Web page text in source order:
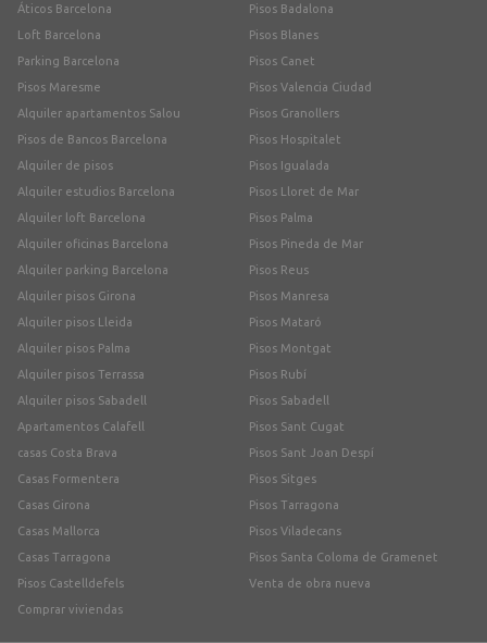
Áticos Barcelona
Loft Barcelona
Parking Barcelona
Pisos Maresme
Alquiler apartamentos Salou
Pisos de Bancos Barcelona
Alquiler de pisos
Alquiler estudios Barcelona
Alquiler loft Barcelona
Alquiler oficinas Barcelona
Alquiler parking Barcelona
Alquiler pisos Girona
Alquiler pisos Lleida
Alquiler pisos Palma
Alquiler pisos Terrassa
Alquiler pisos Sabadell
Apartamentos Calafell
casas Costa Brava
Casas Formentera
Casas Girona
Casas Mallorca
Casas Tarragona
Pisos Castelldefels
Comprar viviendas
Pisos Badalona
Pisos Blanes
Pisos Canet
Pisos Valencia Ciudad
Pisos Granollers
Pisos Hospitalet
Pisos Igualada
Pisos Lloret de Mar
Pisos Palma
Pisos Pineda de Mar
Pisos Reus
Pisos Manresa
Pisos Mataró
Pisos Montgat
Pisos Rubí
Pisos Sabadell
Pisos Sant Cugat
Pisos Sant Joan Despí
Pisos Sitges
Pisos Tarragona
Pisos Viladecans
Pisos Santa Coloma de Gramenet
Venta de obra nueva